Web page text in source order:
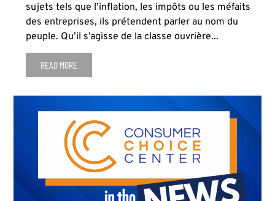
sujets tels que l’inflation, les impôts ou les méfaits
des entreprises, ils prétendent parler au nom du
peuple. Qu’il s’agisse de la classe ouvrière...
READ MORE